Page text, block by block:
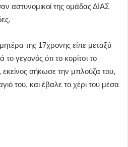
αστυνομικοί της ομάδας ΔΙΑΣ
της 17χρονης είπε μεταξύ
γεγονός ότι το κορίτσι το
εκείνος σήκωσε την μπλούζα του,
του, και έβαλε το χέρι του μέσα